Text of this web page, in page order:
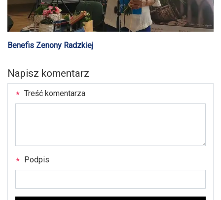
Benefis Zenony Radzkiej
Napisz komentarz
Treść komentarza
Podpis